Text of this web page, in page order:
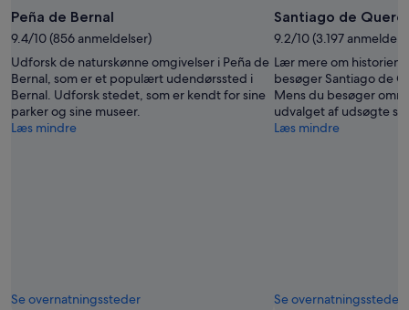
Peña de Bernal
9.4/10 (856 anmeldelser)
Udforsk de naturskønne omgivelser i Peña de
Bernal, som er et populært udendørssted i
Bernal. Udforsk stedet, som er kendt for sine
parker og sine museer.
Læs mindre
Se overnatningssteder
Santiago de
9.2/10 (3.197
Lær mere om historien
besøger Santiago de
Mens du besøger
udvalget af udsøgte
Læs mindre
Se overnatningssteder